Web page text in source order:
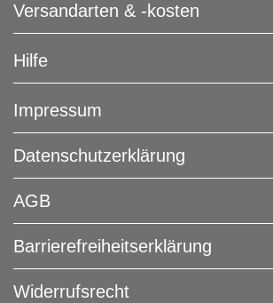
Versandarten & -kosten
Hilfe
Impressum
Daten­schutz­erklärung
AGB
Barrierefreiheitserklärung
Widerrufs­recht